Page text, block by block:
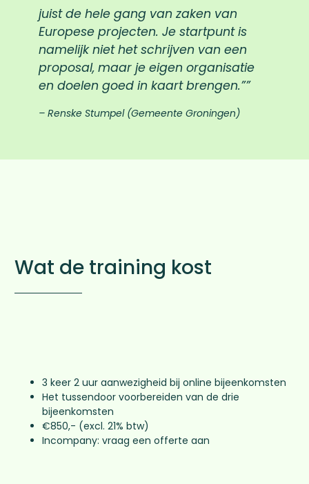
juist de hele gang van zaken van
Europese projecten. Je startpunt is
namelijk niet het schrijven van een
proposal, maar je eigen organisatie
en doelen goed in kaart brengen.”
– Renske Stumpel (Gemeente Groningen)
Wat de training kost
3 keer 2 uur aanwezigheid bij online bijeenkomsten
Het tussendoor voorbereiden van de drie
bijeenkomsten
€850,- (excl. 21% btw)
Incompany: vraag een offerte aan